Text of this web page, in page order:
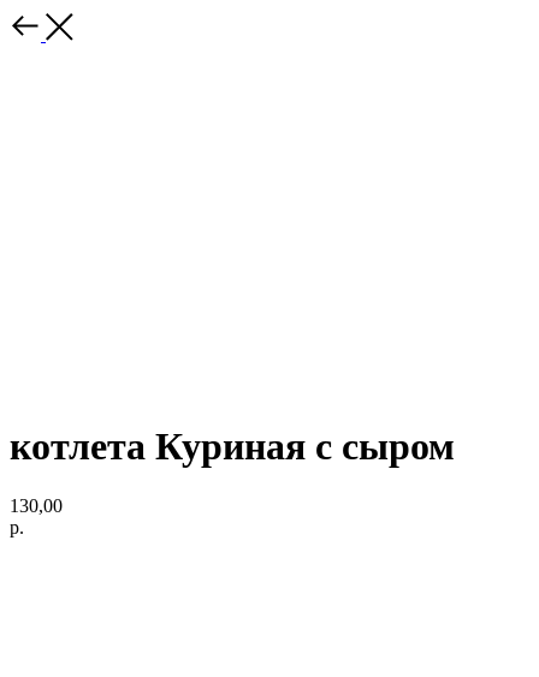
котлета Куриная с сыром
130,00
р.